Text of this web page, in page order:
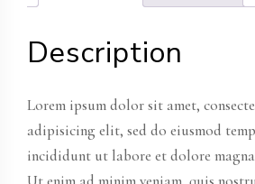
Description
Lorem ipsum dolor sit amet,
adipisicing elit, sed do eiusmod
incididunt ut labore et dolore